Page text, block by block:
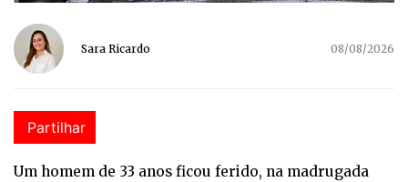
Sara Ricardo 08/08/2026
Partilhar
Um homem de 33 anos ficou ferido, na madrugada